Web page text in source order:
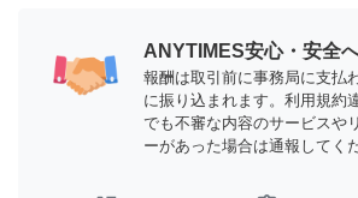
ANYTIMES安心・安全
報酬は取引前に事務局に支払
に振り込まれます。利用規約
でも不審な内容のサービスや
ーがあった場合は通報してく